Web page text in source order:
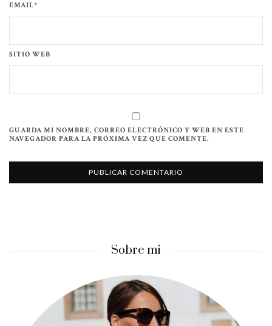
EMAIL*
SITIO WEB
GUARDA MI NOMBRE, CORREO ELECTRÓNICO Y WEB EN ESTE
NAVEGADOR PARA LA PRÓXIMA VEZ QUE COMENTE.
Sobre mi